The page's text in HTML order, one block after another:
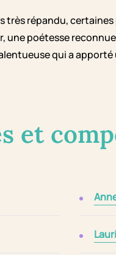
très répandu,
une poétesse
qui a
et